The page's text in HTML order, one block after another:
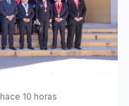
hace 10 horas